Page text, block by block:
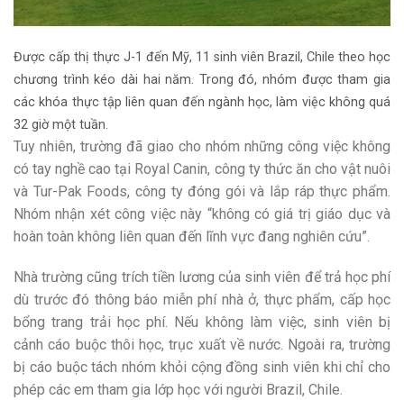
Được cấp thị thực J-1 đến Mỹ, 11 sinh viên Brazil, Chile theo học
chương trình kéo dài hai năm. Trong đó, nhóm được tham gia
các khóa thực tập liên quan đến ngành học, làm việc không quá
32 giờ một tuần.
Tuy nhiên, trường đã giao cho nhóm những công việc không
có tay nghề cao tại Royal Canin, công ty thức ăn cho vật nuôi
và Tur-Pak Foods, công ty đóng gói và lắp ráp thực phẩm.
Nhóm nhận xét công việc này “không có giá trị giáo dục và
hoàn toàn không liên quan đến lĩnh vực đang nghiên cứu”.
Nhà trường cũng trích tiền lương của sinh viên để trả học phí
dù trước đó thông báo miễn phí nhà ở, thực phẩm, cấp học
bổng trang trải học phí. Nếu không làm việc, sinh viên bị
cảnh cáo buộc thôi học, trục xuất về nước. Ngoài ra, trường
bị cáo buộc tách nhóm khỏi cộng đồng sinh viên khi chỉ cho
phép các em tham gia lớp học với người Brazil, Chile.